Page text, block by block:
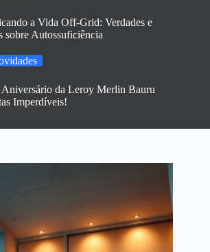
a Vida Off-Grid: Verdades e
sobre Autossuficiência
Aniversário da Leroy Merlin Bauru
Imperdíveis!